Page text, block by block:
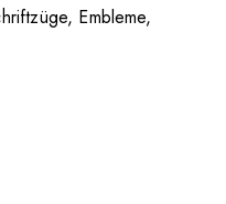
Embleme,